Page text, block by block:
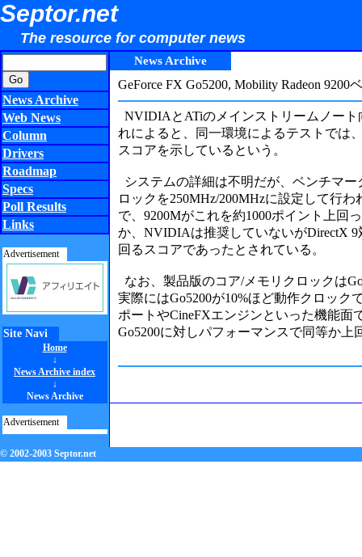
Septor.net
The resource for computer news
News Archive
Web News
Column
Drivers
Roadmap
Specs
Poll Results
Links
Advertisement
Site Navi
Home
↓
News Archive index
↓
News Archive
Advertisement
News Archive
GeForce FX Go5200, Mobility Radeon 9200
NVIDIAとATiのメインストリームノー
れによると、同一環境によるテストでは
スコアを示しているという。
システムの詳細は不明だが、ベンチマー
ロックを250MHz/200MHzに設定して行
で、9200Mがこれを約1000ポイント上回
か、NVIDIAは推奨していないがDirectX 9
回るスコアであったとされている。
なお、製品版のコア/メモリクロックは
実際にはGo5200が10%ほど動作クロック
ポートやCineFXエンジンといった機能面
Go5200に対しパフォーマンスで同等か
© 2002-2003 Septor.net